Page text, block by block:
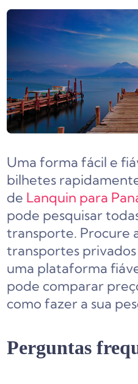
Uma forma fácil e
bilhetes
de Lanquin para
pode pesquisar
transporte. Procure
transportes
uma plataforma
pode comparar
como fazer a sua
Perguntas